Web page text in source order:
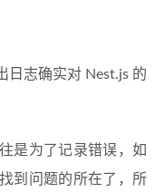
日志确实对 Nest.js 的
是为了记录错误，如
到问题的所在了，所